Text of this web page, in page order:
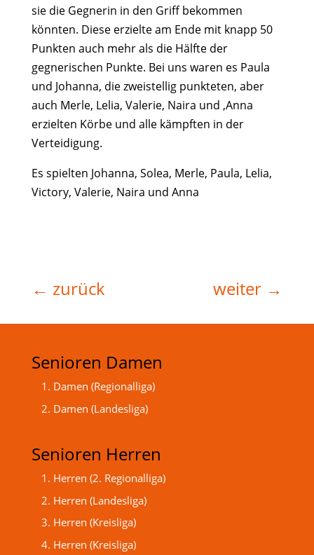
sie die Gegnerin in den Griff bekommen
könnten. Diese erzielte am Ende mit knapp 50
Punkten auch mehr als die Hälfte der
gegnerischen Punkte. Bei uns waren es Paula
und Johanna, die zweistellig punkteten, aber
auch Merle, Lelia, Valerie, Naira und ‚Anna
erzielten Körbe und alle kämpften in der
Verteidigung.
Es spielten Johanna, Solea, Merle, Paula, Lelia,
Victory, Valerie, Naira und Anna
← zurück weiter →
Senioren Damen
1. Damen (Regionalliga)
2. Damen (Landesliga)
Senioren Herren
1. Herren (2. Regionalliga)
2. Herren (Landesliga)
3. Herren (Kreisliga)
4. Herren (Kreisliga)